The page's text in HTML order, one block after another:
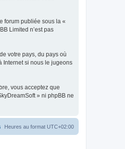
forum publiée sous la «
Limited n’est pas
votre pays, du pays où
Internet si nous le jugeons
vous acceptez que
» ni phpBB ne
Heures au format UTC+02:00